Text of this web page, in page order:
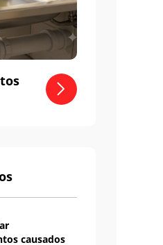
causados